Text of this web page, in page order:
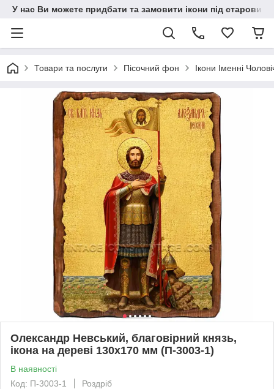
У нас Ви можете придбати та замовити ікони під
Товари та послуги Пісочний фон Ікони Іменні
Олександр Невський, благовірний князь,
ікона на дереві 130х170 мм (П-3003-1)
В наявності
Код: П-3003-1
Роздріб